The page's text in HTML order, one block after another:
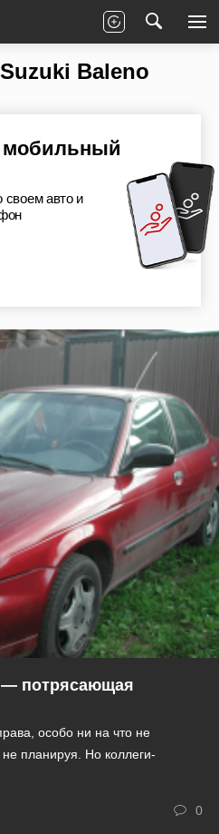
Baleno
своем авто и
— потрясающая
особо ни на что не
не планируя. Но коллеги-
0